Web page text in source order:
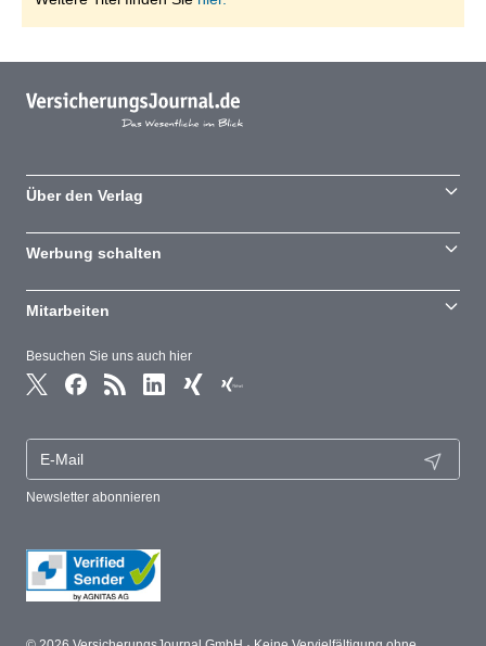
Besuchen Sie uns auch hier
Newsletter abonnieren
Über den Verlag
Werbung schalten
Mitarbeiten